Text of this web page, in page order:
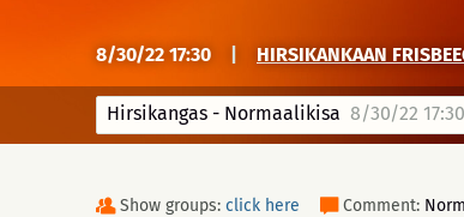
8/30/22 17:30 HIRSIKANKAAN
Hirsikangas - Normaalikisa 8/30/22 17:30
Show groups: click here Comment: